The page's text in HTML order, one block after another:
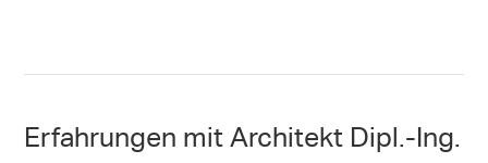
Erfahrungen mit Architekt Dipl.-Ing.